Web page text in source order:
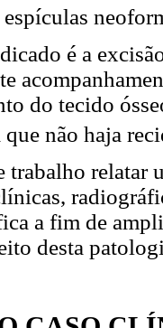
é a
do tecido
que não haja
relatar
a fim de
desta